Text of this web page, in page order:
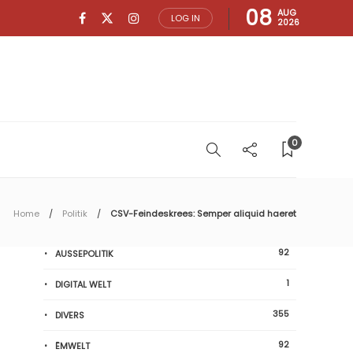
LOG IN 08 AUG
2026
0
Home Politik CSV-Feindeskrees: Semper aliquid haeret
AUSSEPOLITIK 92
DIGITAL WELT 1
DIVERS 355
ËMWELT 92